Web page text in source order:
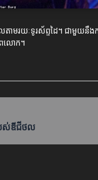
រយៈទូរស័ព្ទដៃ។ ជាមួយនឹងក
លោក។
បស់ឌីជីថល